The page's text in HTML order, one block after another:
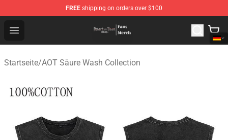
FREE shipping on orders over $100
Open menu
Attack On Titan Store - Official Attack On Titan
Startseite/AOT Säure Wash Collection